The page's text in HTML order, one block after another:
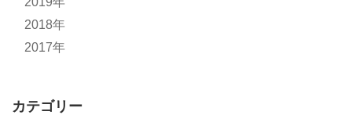
2018年
2017年
カテゴリー